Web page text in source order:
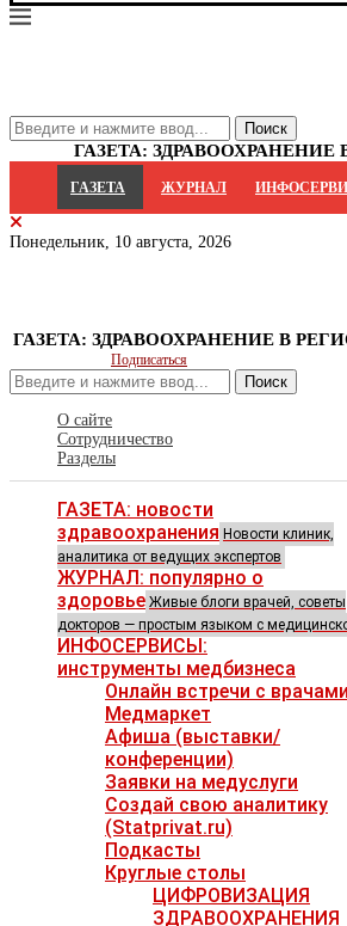
ГАЗЕТА: ЗДРАВООХРАНЕНИЕ
ГАЗЕТА ЖУРНАЛ
Понедельник, 10 августа, 2026
ГАЗЕТА: ЗДРАВООХРАНЕНИЕ В
Подписаться
Поиск
О сайте
Сотрудничество
Разделы
ГАЗЕТА: новости
здравоохранения Новости клиник,
аналитика от ведущих экспертов
ЖУРНАЛ: популярно о
здоровье Живые блоги врачей, советы
докторов — простым языком с
ИНФОСЕРВИСЫ:
инструменты медбизнеса
Онлайн встречи с врачами
Медмаркет
Афиша (выставки/
конференции)
Заявки на медуслуги
Создай свою аналитику
(Statprivat.ru)
Подкасты
Круглые столы
ЦИФРОВИЗАЦИЯ
ЗДРАВООХРАНЕНИЯ